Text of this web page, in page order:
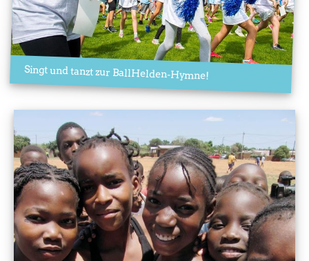
Singt und tanzt zur BallHelden-Hymne!